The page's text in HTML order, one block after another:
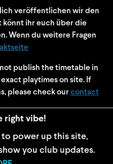
veröffentlichen wir den
ihr euch über die
Wenn du weitere Fragen
publish the timetable in
playtimes on site. If
please check ourcontact
right vibe!
power up this site,
you club updates.